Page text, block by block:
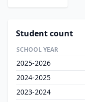
Student count
SCHOOL YEAR
2025-2026
2024-2025
2023-2024